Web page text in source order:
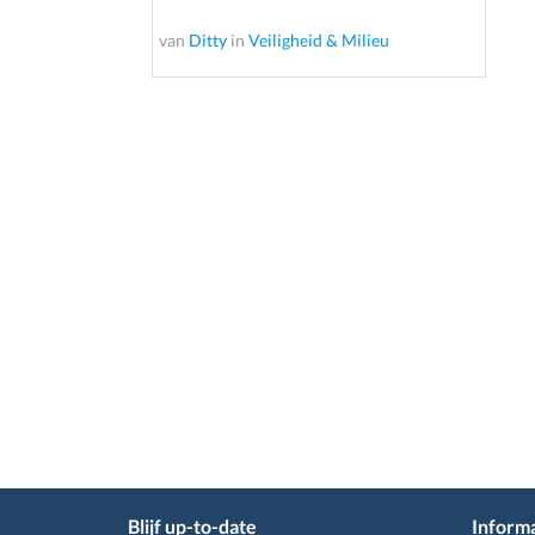
van Ditty in Veiligheid & Milieu
Blijf up-to-date